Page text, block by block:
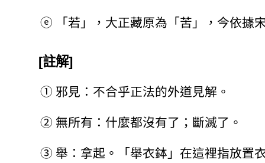
ⓔ 「若」，大正藏原為「苦」，今依據
[註解]
① 邪見：不合乎正法的外道見解。
② 無所有：什麼都沒有了；斷滅了。
③ 舉：拿起。「舉衣鉢」在這裡指放置